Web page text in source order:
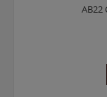
AB22